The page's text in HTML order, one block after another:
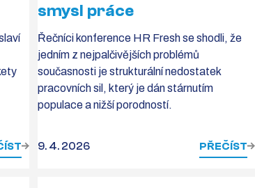
smysl práce
Řečníci konference HR Fresh se shodli, že
jedním z nejpalčivějších problémů
současnosti je strukturální nedostatek
pracovních sil, který je dán stárnutím
populace a nižší porodností.
9. 4. 2026 PŘEČÍST